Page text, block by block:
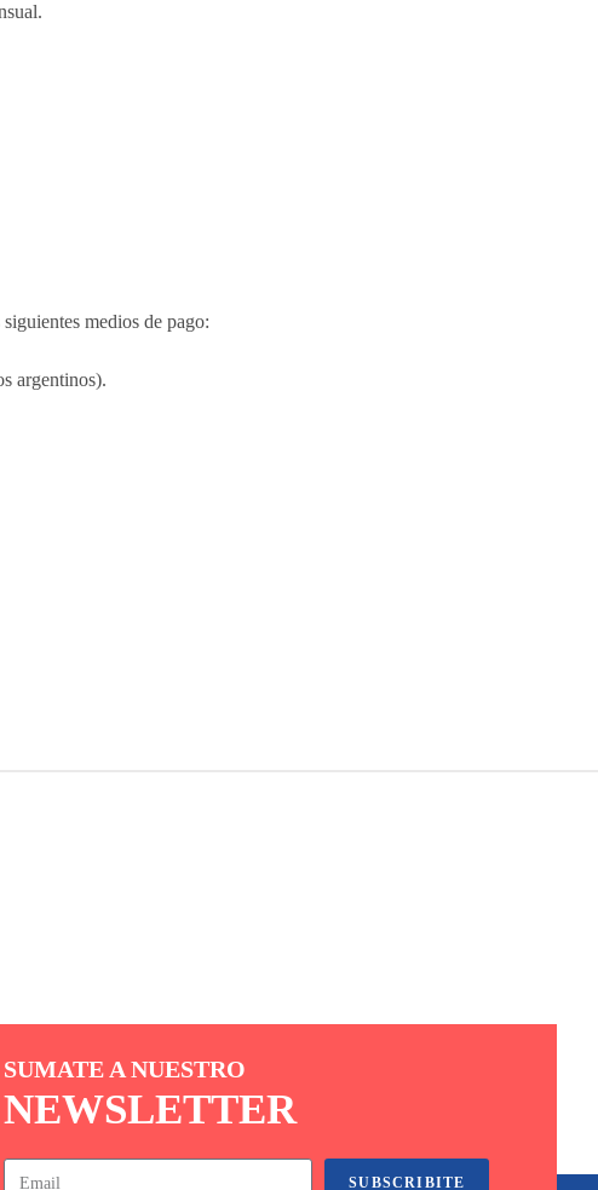
medios de pago:
argentinos).
SUMATE A NUESTRO
NEWSLETTER
SUBSCRIBITE